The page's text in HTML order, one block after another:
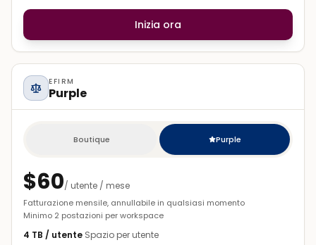
Inizia ora
EFIRM
Purple
Boutique Purple
—Più Popolare
$60/ utente / mese
Fatturazione mensile, annullabile in qualsiasi momento
Minimo 2 postazioni per workspace
4 TB / utente Spazio per utente